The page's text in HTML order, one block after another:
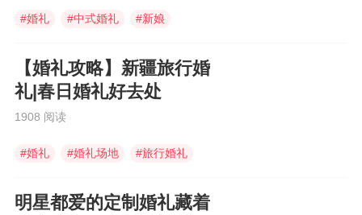
#婚礼 #中式婚礼 #新娘
【婚礼攻略】新疆旅行婚
礼|春日婚礼好去处
1908 阅读
#婚礼 #婚礼场地 #旅行婚礼
明星都爱的定制婚礼藏着